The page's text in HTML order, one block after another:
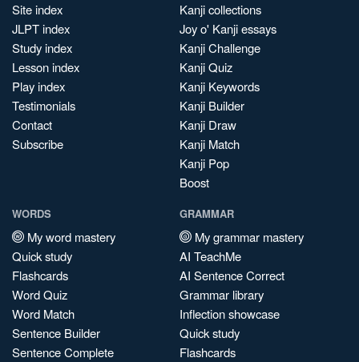
Site index
JLPT index
Study index
Lesson index
Play index
Testimonials
Contact
Subscribe
Kanji collections
Joy o' Kanji essays
Kanji Challenge
Kanji Quiz
Kanji Keywords
Kanji Builder
Kanji Draw
Kanji Match
Kanji Pop
Boost
WORDS
My word mastery
Quick study
Flashcards
Word Quiz
Word Match
Sentence Builder
Sentence Complete
GRAMMAR
My grammar mastery
AI TeachMe
AI Sentence Correct
Grammar library
Inflection showcase
Quick study
Flashcards